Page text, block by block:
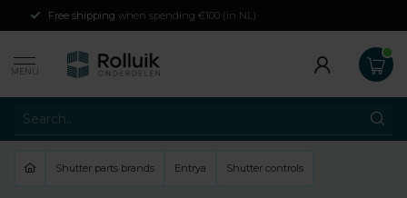
Free shipping when spending €100 (in NL)
MENU
Shutter parts brands Entrya Shutter controls